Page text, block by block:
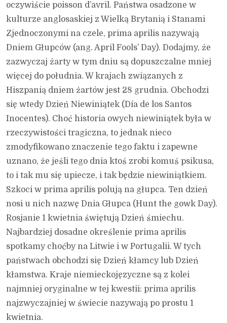
oczywiście poisson d’avril. Państwa osadzone w
kulturze anglosaskiej z Wielką Brytanią i Stanami
Zjednoczonymi na czele, prima aprilis nazywają
Dniem Głupców (ang. April Fools’ Day). Dodajmy, że
zazwyczaj żarty w tym dniu są dopuszczalne mniej
więcej do południa. W krajach związanych z
Hiszpanią dniem żartów jest 28 grudnia. Obchodzi
się wtedy Dzień Niewiniątek (Día de los Santos
Inocentes). Choć historia owych niewiniątek była w
rzeczywistości tragiczna, to jednak nieco
zmodyfikowano znaczenie tego faktu i zapewne
uznano, że jeśli tego dnia ktoś zrobi komuś psikusa,
to i tak mu się upiecze, i tak będzie niewiniątkiem.
Szkoci w prima aprilis polują na głupca. Ten dzień
nosi u nich nazwę Dnia Głupca (Hunt the gowk Day).
Rosjanie 1 kwietnia świętują Dzień śmiechu.
Najbardziej dosadne określenie prima aprilis
spotkamy choćby na Litwie i w Portugalii. W tych
państwach obchodzi się Dzień kłamcy lub Dzień
kłamstwa. Kraje niemieckojęzyczne są z kolei
najmniej oryginalne w tej kwestii: prima aprilis
najzwyczajniej w świecie nazywają po prostu 1
kwietnia.